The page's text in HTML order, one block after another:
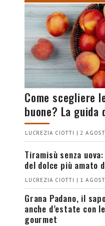
Come scegliere
buone? La
LUCREZIA CIOTTI | 2
Tiramisù senza
del dolce più amato
LUCREZIA CIOTTI | 1
Grana Padano, il
anche d’estate con
gourmet